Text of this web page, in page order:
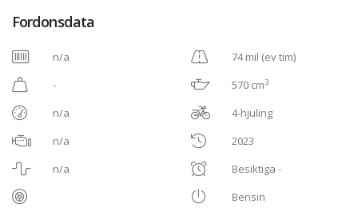
Fordonsdata
n/a
-
n/a
n/a
n/a
74 mil (ev tim)
570 cm3
4-hjuling
2023
Besiktiga -
Bensin